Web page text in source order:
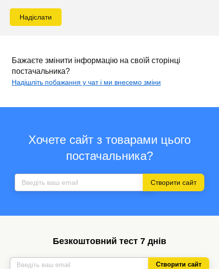
Надіслати
Бажаєте змінити інформацію на своїй сторінці
постачальника?
Надішліть побажання у чат і ми внесемо зміни
Хочете сайт з товарами цього
постачальника?
Створити сайт
Безкоштовний тест 7 днів
Створити сайт